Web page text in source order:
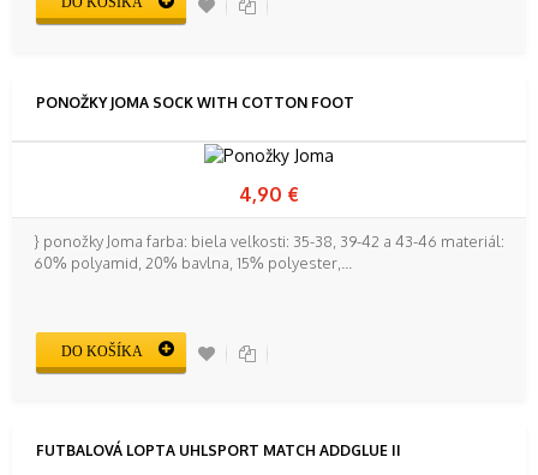
PONOŽKY JOMA SOCK WITH COTTON FOOT
4,90 €
} ponožky Joma farba: biela veľkosti: 35-38, 39-42 a 43-46 materiál:
60% polyamid, 20% bavlna, 15% polyester,...
DO KOŠÍKA
FUTBALOVÁ LOPTA UHLSPORT MATCH ADDGLUE II